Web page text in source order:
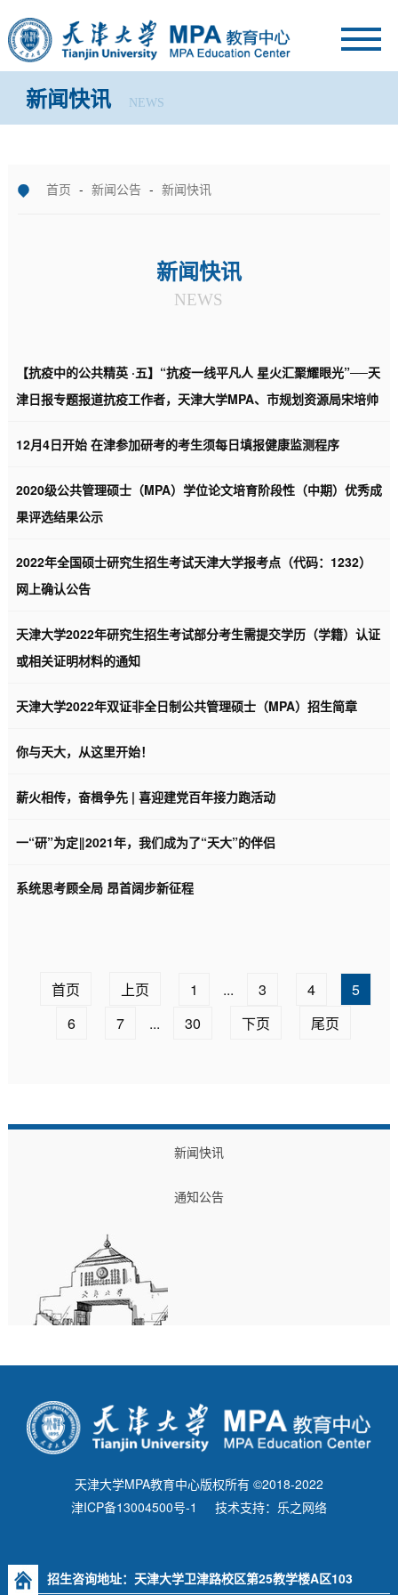
新闻快讯 NEWS
首页 - 新闻公告 - 新闻快讯
新闻快讯
NEWS
【抗疫中的公共精英 ·五】“抗疫一线平凡人 星火汇聚耀眼光”──天
津日报专题报道抗疫工作者，天津大学MPA、市规划资源局宋培帅
12月4日开始 在津参加研考的考生须每日填报健康监测程序
2020级公共管理硕士（MPA）学位论文培育阶段性（中期）优秀成
果评选结果公示
2022年全国硕士研究生招生考试天津大学报考点（代码：1232）
网上确认公告
天津大学2022年研究生招生考试部分考生需提交学历（学籍）认证
或相关证明材料的通知
天津大学2022年双证非全日制公共管理硕士（MPA）招生简章
你与天大，从这里开始！
薪火相传，奋楫争先 | 喜迎建党百年接力跑活动
一“研”为定‖2021年，我们成为了“天大”的伴侣
系统思考顾全局 昂首阔步新征程
首页 上页 1 ... 3 4
5
6
7 ... 30 下页 尾页
新闻快讯
通知公告
天津大学MPA教育中心版权所有 ©2018-2022
津ICP备13004500号-1
技术支持：乐之网络
招生咨询地址：天津大学卫津路校区第25教学楼A区103